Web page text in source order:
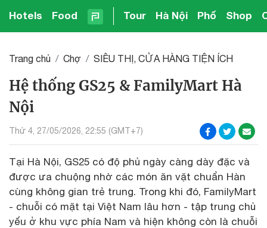
Hotels Food Tour Hà Nội Phố Shop
Trang chủ Chợ SIÊU THỊ, CỬA HÀNG TIỆN ÍCH
Hệ thống GS25 & FamilyMart Hà
Nội
Thứ 4, 27/05/2026, 22:55 (GMT+7)
Tại Hà Nội, GS25 có độ phủ ngày càng dày đặc và
được ưa chuộng nhờ các món ăn vặt chuẩn Hàn
cùng không gian trẻ trung. Trong khi đó, FamilyMart
- chuỗi có mặt tại Việt Nam lâu hơn - tập trung chủ
yếu ở khu vực phía Nam và hiện không còn là chuỗi